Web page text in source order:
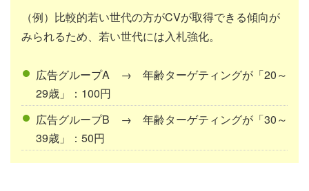
（例）比較的若い世代の方がCVが取得できる傾向が
みられるため、若い世代には入札強化。
広告グループA → 年齢ターゲティングが「20～
29歳」：100円
広告グループB → 年齢ターゲティングが「30～
39歳」：50円